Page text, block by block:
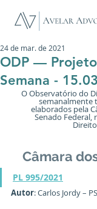
ODP —
Semana -
24 de mar. de 2021
O Observatório do
semanalmente
elaborados pela
Senado Federal,
Câmara
PL 995/2021
Autor: Carlos Jordy –